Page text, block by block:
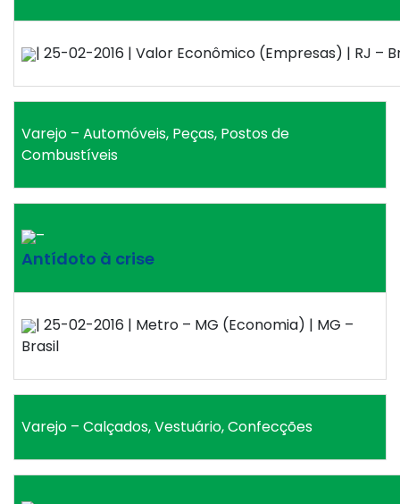
| 25-02-2016 | Valor Econômico (Empresas) | RJ –
Varejo – Automóveis, Peças, Postos de
Combustíveis
–
Antídoto à crise
| 25-02-2016 | Metro – MG (Economia) | MG –
Brasil
Varejo – Calçados, Vestuário, Confecções